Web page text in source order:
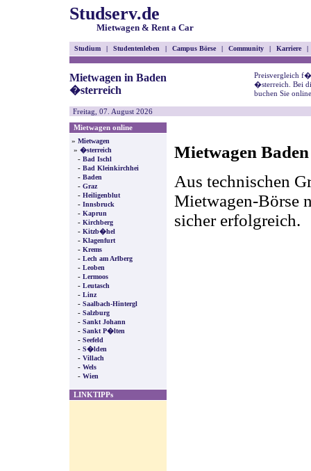
Studserv.de
Mietwagen & Rent a Car
Studium | Studentenleben | Campus Börse | Community | Karriere |
Mietwagen in Baden
�sterreich
Preisvergleich
�sterreich. Bei
buchen Sie
Freitag, 07. August 2026
Mietwagen online
» Mietwagen
» �sterreich
- Bad Ischl
- Bad Kleinkirchhei
- Baden
- Graz
- Heiligenblut
- Innsbruck
- Kaprun
- Kirchberg
- Kitzb�hel
- Klagenfurt
- Krems
- Lech am Arlberg
- Leoben
- Lermoos
- Leutasch
- Linz
- Saalbach-Hintergl
- Salzburg
- Sankt Johann
- Sankt P�lten
- Seefeld
- S�lden
- Villach
- Wels
- Wien
LINKTIPPs
Mietwagen
Aus technischen
Mietwagen-Börse
sicher erfolgreich.